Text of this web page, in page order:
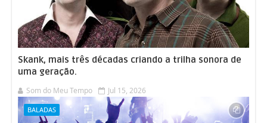
21 Perfidia - Andrea Bocelli
22 Las Hojas Muertas - Andrea Bocelli
23 Un'Anima - Andrea Bocelli
24 Nella Tue Mani - Andrea Bocelli
Skank, mais três décadas criando a trilha sonora de
uma geração.
Som do Meu Tempo Jul 15, 2026
BALADAS